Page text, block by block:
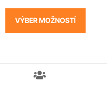
VÝBER MOŽNOSTÍ